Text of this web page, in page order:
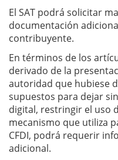
El SAT podrá solicitar
documentación
contribuyente.
En términos de los
derivado de la
autoridad que hubiese
supuestos para dejar
digital, restringir el uso
mecanismo que utiliza
CFDI, podrá requerir
adicional.